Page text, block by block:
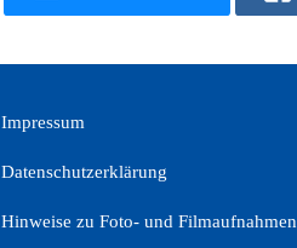
Impressum
Datenschutzerklärung
Hinweise zu Foto- und Filmaufnahmen